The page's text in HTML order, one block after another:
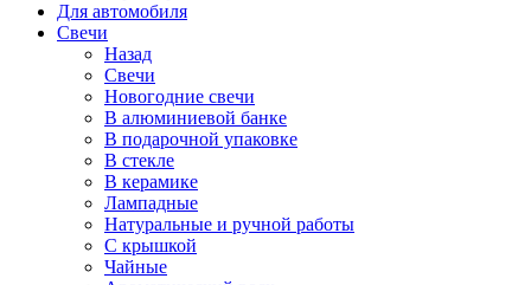
Для автомобиля
Свечи
Назад
Свечи
Новогодние свечи
В алюминиевой банке
В подарочной упаковке
В стекле
В керамике
Лампадные
Натуральные и ручной работы
С крышкой
Чайные